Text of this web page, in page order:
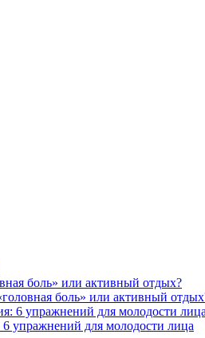
боль» или активный отдых?
боль» или активный
6 упражнений для молодости лица
упражнений для молодости лица